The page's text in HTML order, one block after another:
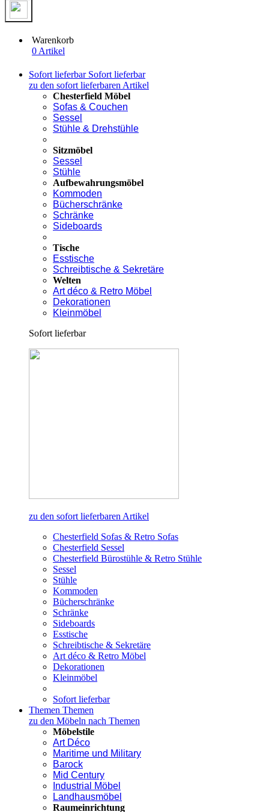
Warenkorb
0 Artikel
Sofort lieferbar Sofort lieferbar
zu den sofort lieferbaren Artikel
Chesterfield Möbel
Sofas & Couchen
Sessel
Stühle & Drehstühle
Sitzmöbel
Sessel
Stühle
Aufbewahrungsmöbel
Kommoden
Bücherschränke
Schränke
Sideboards
Tische
Esstische
Schreibtische & Sekretäre
Welten
Art déco & Retro Möbel
Dekorationen
Kleinmöbel
Sofort lieferbar
zu den sofort lieferbaren Artikel
Chesterfield Sofas & Retro Sofas
Chesterfield Sessel
Chesterfield Bürostühle & Retro Stühle
Sessel
Stühle
Kommoden
Bücherschränke
Schränke
Sideboards
Esstische
Schreibtische & Sekretäre
Art déco & Retro Möbel
Dekorationen
Kleinmöbel
Sofort lieferbar
Themen Themen
zu den Möbeln nach Themen
Möbelstile
Art Déco
Maritime und Military
Barock
Mid Century
Industrial Möbel
Landhausmöbel
Raumeinrichtung